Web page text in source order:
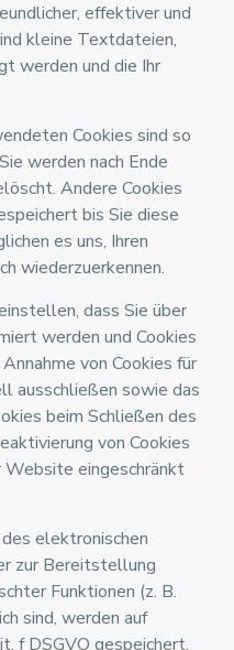
effektiver und
kleine Textdateien,
werden und die Ihr
Cookies sind so
werden nach Ende
Andere Cookies
bis Sie diese
es uns, Ihren
wiederzuerkennen.
dass Sie über
werden und Cookies
von Cookies für
ausschließen sowie das
beim Schließen des
von Cookies
eingeschränkt
elektronischen
zur Bereitstellung
Funktionen (z. B.
sind, werden auf
f DSGVO gespeichert.